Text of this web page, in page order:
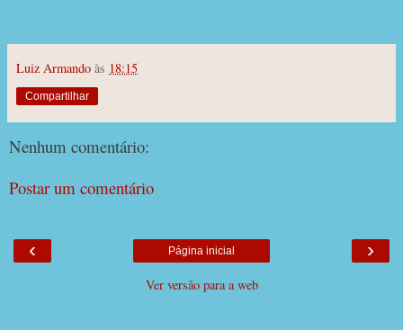
Luiz Armando às 18:15
Compartilhar
Nenhum comentário:
Postar um comentário
‹ ›
Página inicial
Ver versão para a web